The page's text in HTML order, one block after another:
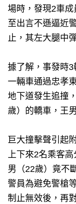
場時，發現2車
至出言不遜逼近
止，其左大腿中
據了解，事發時3
一輛車通過忠孝
地下道發生追撞
歲）的轎車，王
巨大撞擊聲引起
上下來2名乘客
男（22歲）竟不
警員為避免警槍
制止無效後，再